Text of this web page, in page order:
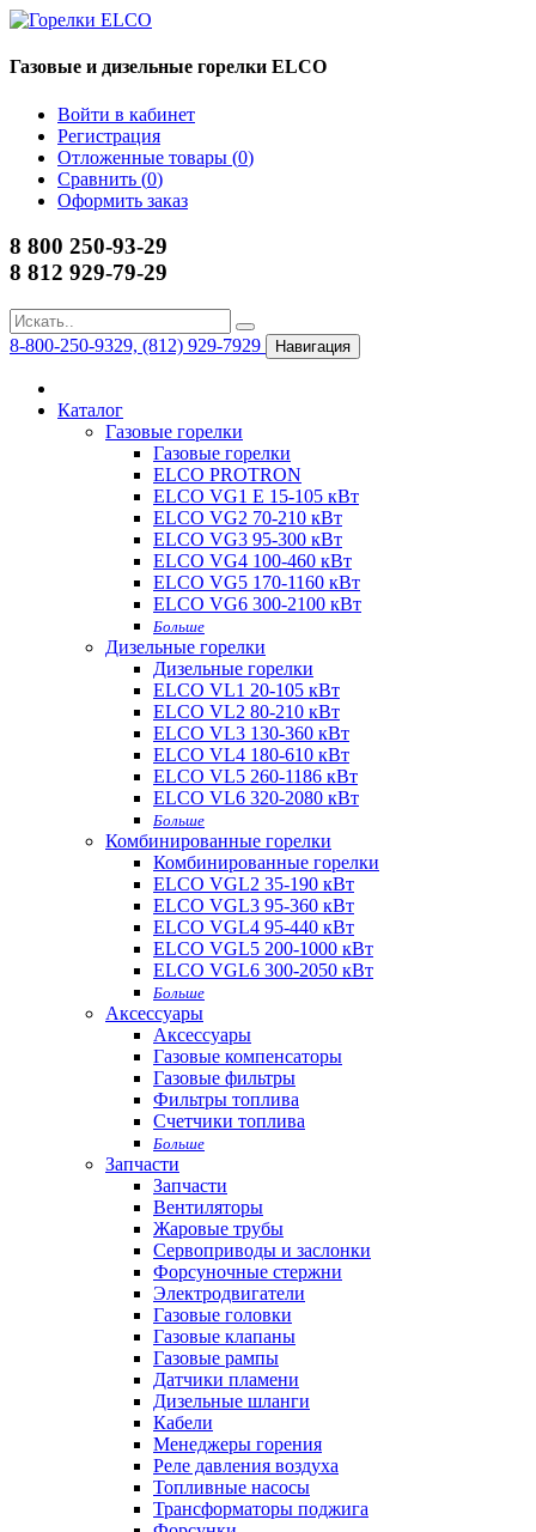
Газовые и дизельные горелки ELCO
Войти в кабинет
Регистрация
Отложенные товары (0)
Сравнить (0)
Оформить заказ
8 800 250-93-29
8 812 929-79-29
8-800-250-9329, (812) 929-7929 Навигация
Каталог
Газовые горелки
Газовые горелки
ELCO PROTRON
ELCO VG1 E 15-105 кВт
ELCO VG2 70-210 кВт
ELCO VG3 95-300 кВт
ELCO VG4 100-460 кВт
ELCO VG5 170-1160 кВт
ELCO VG6 300-2100 кВт
Больше
Дизельные горелки
Дизельные горелки
ELCO VL1 20-105 кВт
ELCO VL2 80-210 кВт
ELCO VL3 130-360 кВт
ELCO VL4 180-610 кВт
ELCO VL5 260-1186 кВт
ELCO VL6 320-2080 кВт
Больше
Комбинированные горелки
Комбинированные горелки
ELCO VGL2 35-190 кВт
ELCO VGL3 95-360 кВт
ELCO VGL4 95-440 кВт
ELCO VGL5 200-1000 кВт
ELCO VGL6 300-2050 кВт
Больше
Аксессуары
Аксессуары
Газовые компенсаторы
Газовые фильтры
Фильтры топлива
Счетчики топлива
Больше
Запчасти
Запчасти
Вентиляторы
Жаровые трубы
Сервоприводы и заслонки
Форсуночные стержни
Электродвигатели
Газовые головки
Газовые клапаны
Газовые рампы
Датчики пламени
Дизельные шланги
Кабели
Менеджеры горения
Реле давления воздуха
Топливные насосы
Трансформаторы поджига